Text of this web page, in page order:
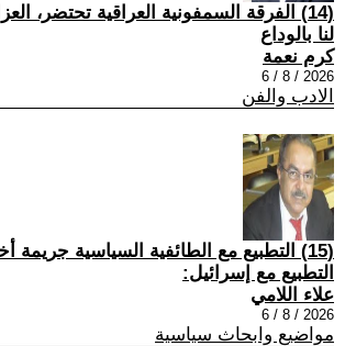
(14) الفرقة السمفونية العراقية تحتضر،
لنا بالوداع
كرم نعمة
2026 / 8 / 6
الادب والفن
(15) التطبيع مع الطائفية السياسية
التطبيع مع إسرائيل:
علاء اللامي
2026 / 8 / 6
مواضيع وابحاث سياسية